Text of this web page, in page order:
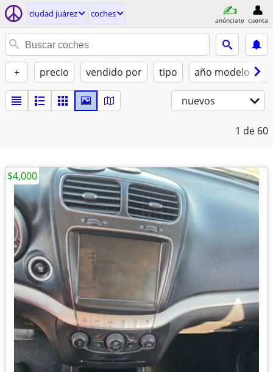
ciudad juárez coches
anúnciate cuenta
+ precio vendido por tipo año modelo
nuevos
1 de 60
$4,000